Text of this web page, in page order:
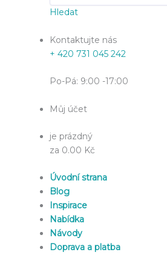
Hledat
Kontaktujte nás
+ 420 731 045 242
Po-Pá: 9:00 -17:00
Můj účet
je prázdný
za 0.00 Kč
Úvodní strana
Blog
Inspirace
Nabídka
Návody
Doprava a platba